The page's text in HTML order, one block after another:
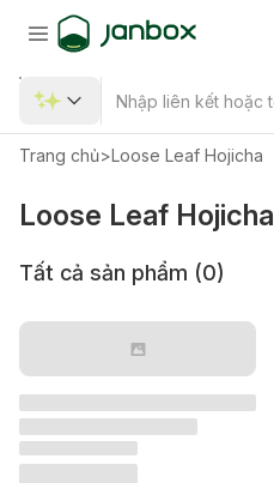
Trang chủ>Loose Leaf Hojicha
Loose Leaf Hojicha
Tất cả sản phẩm (0)